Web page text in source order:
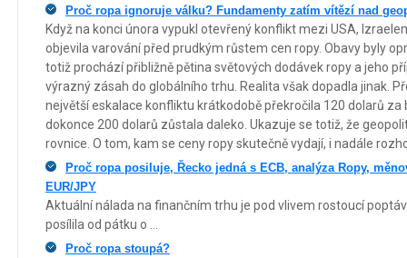
Proč ropa ignoruje válku? Fundamenty zatím vítězí nad
Když na konci února vypukl otevřený konflikt mezi USA,
objevila varování před prudkým růstem cen ropy. Obavy byly
totiž prochází přibližně pětina světových dodávek ropy a jeho
výrazný zásah do globálního trhu. Realita však dopadla jinak.
největší eskalace konfliktu krátkodobě překročila 120 dolarů za
dokonce 200 dolarů zůstala daleko. Ukazuje se totiž, že
rovnice. O tom, kam se ceny ropy skutečně vydají, i nadále
Proč ropa posiluje, Řecko jedná s ECB, analýza Ropy,
EUR/JPY
Aktuální nálada na finančním trhu je pod vlivem rostoucí
posílila od pátku o ...
Proč ropa stoupá?